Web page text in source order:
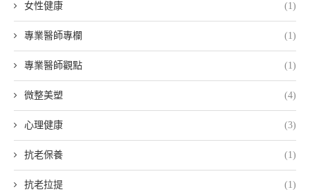
女性健康 (1)
專業醫師專欄 (1)
專業醫師觀點 (1)
微整美塑 (4)
心理健康 (3)
抗老保養 (1)
抗老拉提 (1)